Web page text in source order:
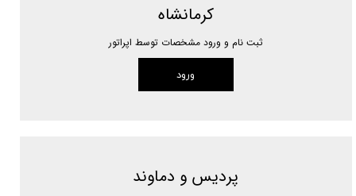
کرمانشاه
ثبت نام و ورود مشخصات توسط اپراتور
ورود
پردیس و دماوند